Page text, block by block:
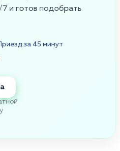
7 и готов подобрать
Приезд за 45 минут